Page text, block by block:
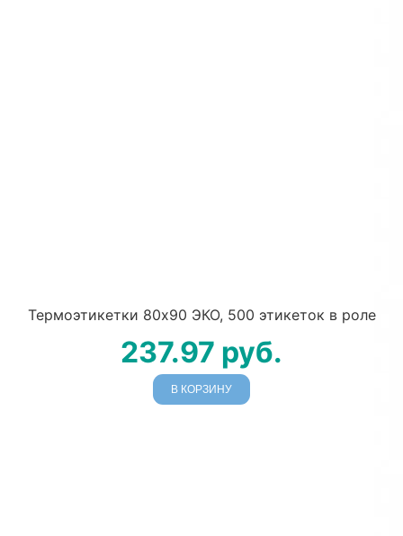
Термоэтикетки 80х90 ЭКО, 500 этикеток в роле
237.97 руб.
В КОРЗИНУ